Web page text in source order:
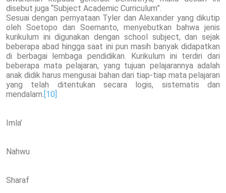
disebut juga “Subject Academic Curriculum”.
Sesuai dengan pernyataan Tyler dan Alexander yang dikutip
oleh Soetopo dan Soemanto, menyebutkan bahwa jenis
kurikulum ini digunakan dengan school subject, dan sejak
beberapa abad hingga saat ini pun masih banyak didapatkan
di berbagai lembaga pendidikan. Kurikulum ini terdiri dari
beberapa mata pelajaran, yang tujuan pelajarannya adalah
anak didik harus mengusai bahan dari tiap-tiap mata pelajaran
yang telah ditentukan secara logis, sistematis dan
mendalam. [10]
Imla’
Nahwu
Sharaf